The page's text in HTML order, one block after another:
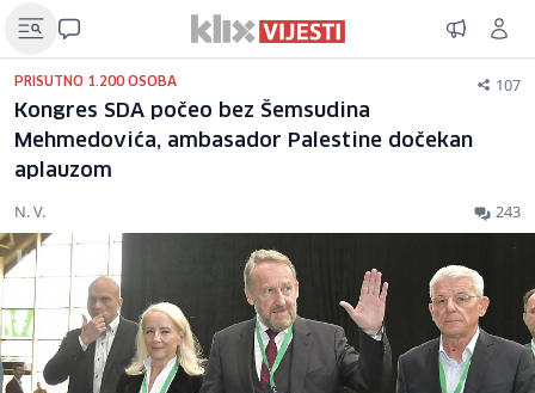
PRISUTNO 1.200 OSOBA 107
Kongres SDA počeo bez Šemsudina
Mehmedovića, ambasador Palestine dočekan
aplauzom
N. V. 243